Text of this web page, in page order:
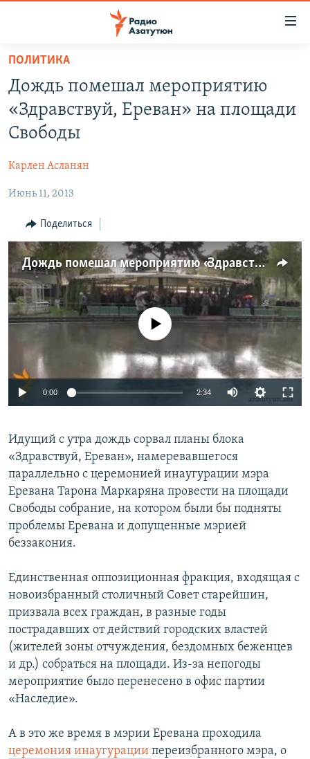
Перейти
основному
содержанию
Перейти
основной
навигации
Перейти
поиску
НОВОСТИ
ПОЛИТИКА
ЭКОНОМИКА
РЕГИОН
НАГОРНЫЙ КАРАБАХ
КУЛЬТУРА
СПОРТ
АРХИВ
English
Русский
ПОЛИТИКА
Дождь помешал мероприятию
«Здравствуй, Ереван» на площади
Свободы
Карлен Асланян
Июнь 11, 2013
Поделиться
Дождь помешал мероприятию «Здравствуй, Ереван» на площади Свободы
No media source currently available
0:00 2:34
Идущий с утра дождь сорвал планы блока
«Здравствуй, Ереван», намеревавшегося
параллельно с церемонией инаугурации мэра
Еревана Тарона Маркаряна провести на площади
Свободы собрание, на котором были бы подняты
проблемы Еревана и допущенные мэрией
беззакония.
Единственная оппозиционная фракция, входящая с
новоизбранный столичный Совет старейшин,
призвала всех граждан, в разные годы
пострадавших от действий городских властей
(жителей зоны отчуждения, бездомных беженцев
и др.) собраться на площади. Из-за непогоды
мероприятие было перенесено в офис партии
«Наследие».
А в это же время в мэрии Еревана проходила
церемония инаугурации переизбранного мэра, о